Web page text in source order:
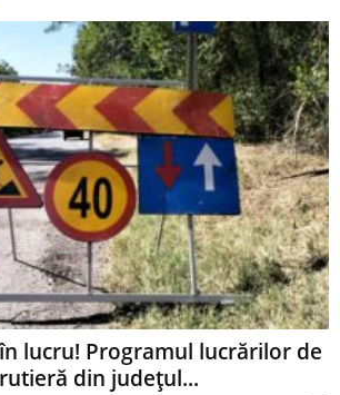
lucru! Programul lucrărilor de
din județul...